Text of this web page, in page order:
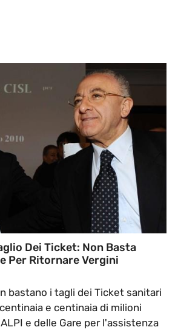
Dei Ticket: Non Basta
Per Ritornare Vergini
bastano i tagli dei Ticket sanitari
e centinaia di milioni
e delle Gare per l'assistenza